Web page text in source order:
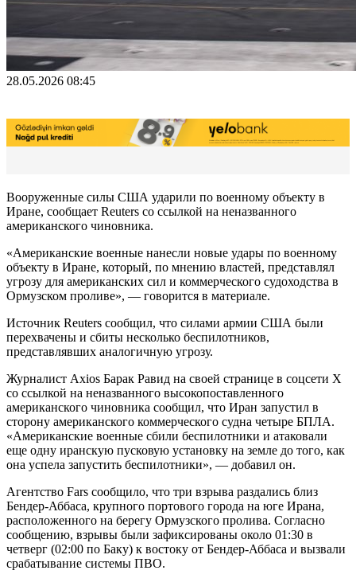
28.05.2026 08:45
Вооруженные силы США ударили по военному объекту в
Иране, сообщает Reuters со ссылкой на неназванного
американского чиновника.
«Американские военные нанесли новые удары по военному
объекту в Иране, который, по мнению властей, представлял
угрозу для американских сил и коммерческого судоходства в
Ормузском проливе», — говорится в материале.
Источник Reuters сообщил, что силами армии США были
перехвачены и сбиты несколько беспилотников,
представлявших аналогичную угрозу.
Журналист Axios Барак Равид на своей странице в соцсети X
со ссылкой на неназванного высокопоставленного
американского чиновника сообщил, что Иран запустил в
сторону американского коммерческого судна четыре БПЛА.
«Американские военные сбили беспилотники и атаковали
еще одну иранскую пусковую установку на земле до того, как
она успела запустить беспилотники», — добавил он.
Агентство Fars сообщило, что три взрыва раздались близ
Бендер-Аббаса, крупного портового города на юге Ирана,
расположенного на берегу Ормузского пролива. Согласно
сообщению, взрывы были зафиксированы около 01:30 в
четверг (02:00 по Баку) к востоку от Бендер-Аббаса и вызвали
срабатывание системы ПВО.